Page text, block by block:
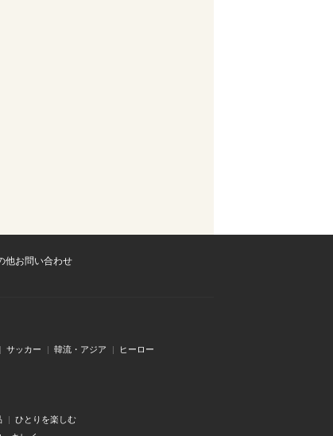
他お問い合わせ
サッカー 韓流・アジア ヒーロー
ひとりを楽しむ